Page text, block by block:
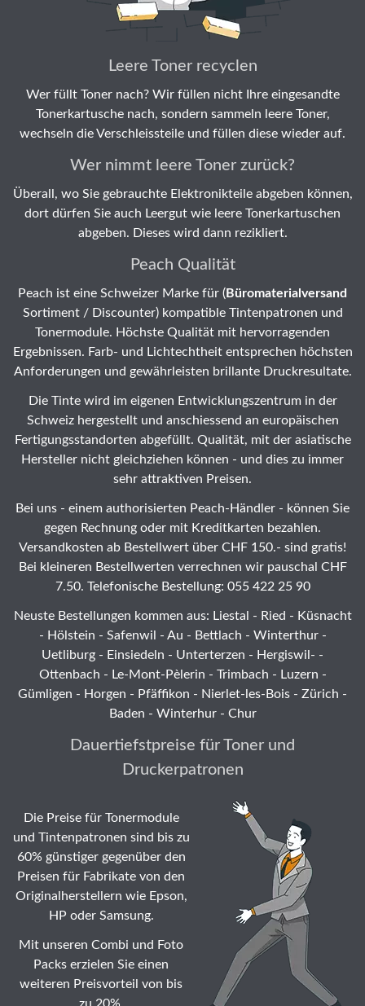
Leere Toner recyclen
Wer füllt Toner nach? Wir füllen nicht Ihre eingesandte
Tonerkartusche nach, sondern sammeln leere Toner,
wechseln die Verschleissteile und füllen diese wieder auf.
Wer nimmt leere Toner zurück?
Überall, wo Sie gebrauchte Elektronikteile abgeben können,
dort dürfen Sie auch Leergut wie leere Tonerkartuschen
abgeben. Dieses wird dann rezikliert.
Peach Qualität
Peach ist eine Schweizer Marke für (Büromaterialversand
Sortiment / Discounter) kompatible Tintenpatronen und
Tonermodule. Höchste Qualität mit hervorragenden
Ergebnissen. Farb- und Lichtechtheit entsprechen höchsten
Anforderungen und gewährleisten brillante Druckresultate.
Die Tinte wird im eigenen Entwicklungszentrum in der
Schweiz hergestellt und anschiessend an europäischen
Fertigungsstandorten abgefüllt. Qualität, mit der asiatische
Hersteller nicht gleichziehen können - und dies zu immer
sehr attraktiven Preisen.
Bei uns - einem authorisierten Peach-Händler - können Sie
gegen Rechnung oder mit Kreditkarten bezahlen.
Versandkosten ab Bestellwert über CHF 150.- sind gratis!
Bei kleineren Bestellwerten verrechnen wir pauschal CHF
7.50. Telefonische Bestellung: 055 422 25 90
Neuste Bestellungen kommen aus: Liestal - Ried - Küsnacht
- Hölstein - Safenwil - Au - Bettlach - Winterthur-
Uetliburg - Einsiedeln - Unterterzen - Hergiswil- -
Ottenbach - Le-Mont-Pèlerin - Trimbach - Luzern -
Gümligen - Horgen - Pfäffikon - Nierlet-les-Bois - Zürich -
Baden - Winterhur - Chur
Dauertiefstpreise für Toner und
Druckerpatronen
Die Preise für Tonermodule
und Tintenpatronen sind bis zu
60% günstiger gegenüber den
Preisen für Fabrikate von den
Originalherstellern wie Epson,
HP oder Samsung.
Mit unseren Combi und Foto
Packs erzielen Sie einen
weiteren Preisvorteil von bis